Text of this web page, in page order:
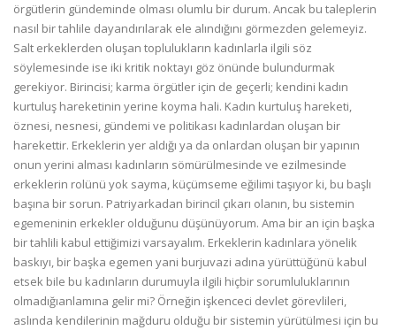
örgütlerin gündeminde olması olumlu bir durum. Ancak bu taleplerin
nasıl bir tahlile dayandırılarak ele alındığını görmezden gelemeyiz.
Salt erkeklerden oluşan toplulukların kadınlarla ilgili söz
söylemesinde ise iki kritik noktayı göz önünde bulundurmak
gerekiyor. Birincisi; karma örgütler için de geçerli; kendini kadın
kurtuluş hareketinin yerine koyma hali. Kadın kurtuluş hareketi,
öznesi, nesnesi, gündemi ve politikası kadınlardan oluşan bir
harekettir. Erkeklerin yer aldığı ya da onlardan oluşan bir yapının
onun yerini alması kadınların sömürülmesinde ve ezilmesinde
erkeklerin rolünü yok sayma, küçümseme eğilimi taşıyor ki, bu başlı
başına bir sorun. Patriyarkadan birincil çıkarı olanın, bu sistemin
egemeninin erkekler olduğunu düşünüyorum. Ama bir an için başka
bir tahlili kabul ettiğimizi varsayalım. Erkeklerin kadınlara yönelik
baskıyı, bir başka egemen yani burjuvazi adına yürüttüğünü kabul
etsek bile bu kadınların durumuyla ilgili hiçbir sorumluluklarının
olmadığıanlamına gelir mi? Örneğin işkenceci devlet görevlileri,
aslında kendilerinin mağduru olduğu bir sistemin yürütülmesi için bu